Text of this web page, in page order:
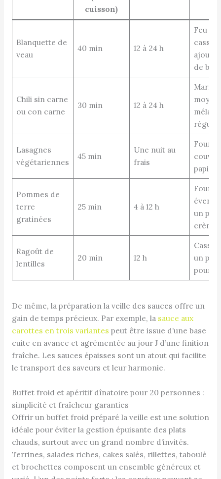
cuisson)
Blanquette de
veau
40 min 12 à 24 h
Feu
de
Chili sin carne
ou con carne
30 min 12 à 24 h
moyen,
Lasagnes
végétariennes
45 min
Une nuit au
frais
Four
papier
Pommes de
terre
gratinées
25 min 4 à 12 h
Four
un peu
crème
Ragoût de
lentilles
20 min 12 h
un peu
pour
De même, la préparation la veille des sauces offre un
gain de temps précieux. Par exemple, la sauce aux
carottes en trois variantes peut être issue d’une base
cuite en avance et agrémentée au jour J d’une finition
fraîche. Les sauces épaisses sont un atout qui facilite
le transport des saveurs et leur harmonie.
Buffet froid et apéritif dînatoire pour 20 personnes :
simplicité et fraîcheur garanties
Offrir un buffet froid préparé la veille est une solution
idéale pour éviter la gestion épuisante des plats
chauds, surtout avec un grand nombre d’invités.
Terrines, salades riches, cakes salés, rillettes, taboulé
et brochettes composent un ensemble généreux et